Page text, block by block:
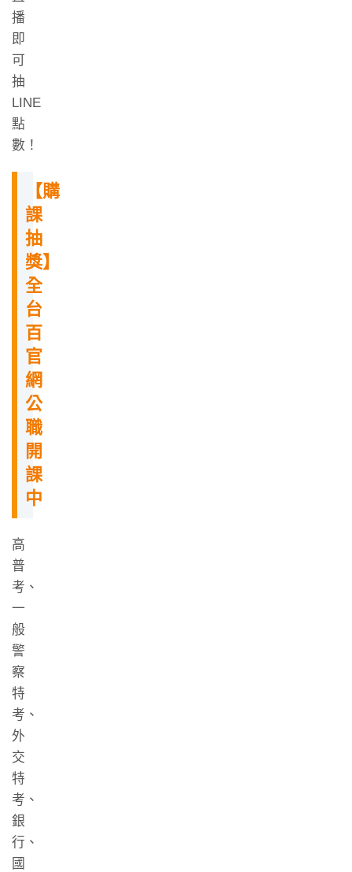
播
即
可
抽
LINE
點
數！
【購
課
抽
獎】
全
台
百
官
網
公
職
開
課
中
高
普
考、
一
般
警
察
特
考、
外
交
特
考、
銀
行、
國